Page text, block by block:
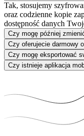
Tak, stosujemy
oraz codzienne kopie
dostępność danych
Czy mogę później
Czy oferujecie darmowy
Czy mogę eksportować
Czy istnieje aplikacja